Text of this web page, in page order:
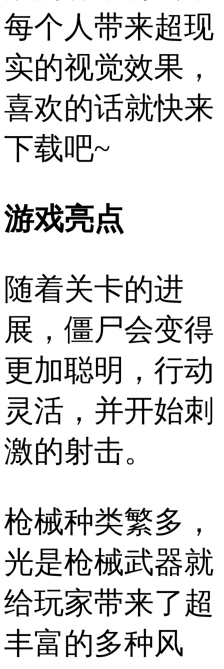
每个人带来超现
实的视觉效果，
喜欢的话就快来
下载吧~
游戏亮点
随着关卡的进
展，僵尸会变得
更加聪明，行动
灵活，并开始刺
激的射击。
枪械种类繁多，
光是枪械武器就
给玩家带来了超
丰富的多种风